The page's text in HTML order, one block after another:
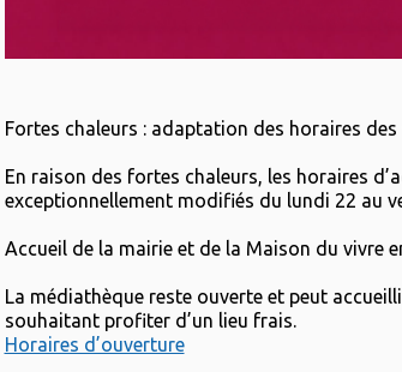
Fortes chaleurs : adaptation des horaires
En raison des fortes chaleurs, les horaires
exceptionnellement modifiés du lundi 22 au
Accueil de la mairie et de la Maison du vivre
La médiathèque reste ouverte et peut
souhaitant profiter d’un lieu frais.
Horaires d’ouverture